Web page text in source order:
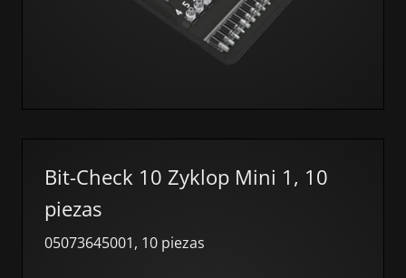
Bit-Check 10 Zyklop Mini 1, 10
piezas
05073645001, 10 piezas